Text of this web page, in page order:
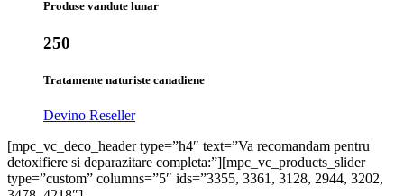
Produse vandute lunar
250
Tratamente naturiste canadiene
Devino Reseller
[mpc_vc_deco_header type=”h4″ text=”Va recomandam pentru
detoxifiere si deparazitare completa:”][mpc_vc_products_slider
type=”custom” columns=”5″ ids=”3355, 3361, 3128, 2944, 3202,